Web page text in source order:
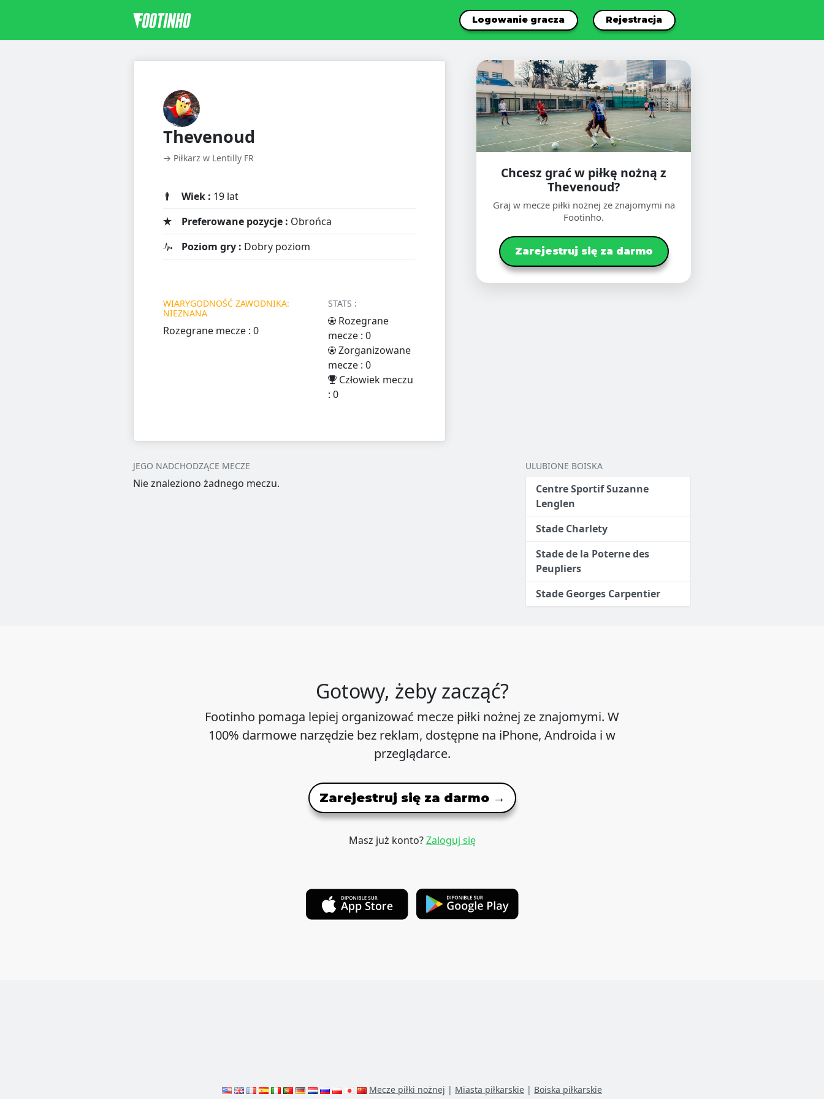
Logowanie gracza Rejestracja
Thevenoud
→ Piłkarz w Lentilly FR
Wiek : 19 lat
Preferowane pozycje : Obrońca
Poziom gry : Dobry poziom
WIARYGODNOŚĆ ZAWODNIKA:
NIEZNANA
Rozegrane mecze : 0
STATS :
Rozegrane
mecze : 0
Zorganizowane
mecze : 0
Człowiek meczu
: 0
Chcesz grać w piłkę nożną z
Thevenoud?
Graj w mecze piłki nożnej ze znajomymi na
Footinho.
Zarejestruj się za darmo
JEGO NADCHODZĄCE MECZE
Nie znaleziono żadnego meczu.
ULUBIONE BOISKA
Centre Sportif Suzanne
Lenglen
Stade Charlety
Stade de la Poterne des
Peupliers
Stade Georges Carpentier
Gotowy, żeby zacząć?
Footinho pomaga lepiej organizować mecze piłki nożnej ze znajomymi. W
100% darmowe narzędzie bez reklam, dostępne na iPhone, Androida i w
przeglądarce.
Zarejestruj się za darmo →
Masz już konto?Zaloguj się
Mecze piłki nożnej | Miasta piłkarskie | Boiska piłkarskie